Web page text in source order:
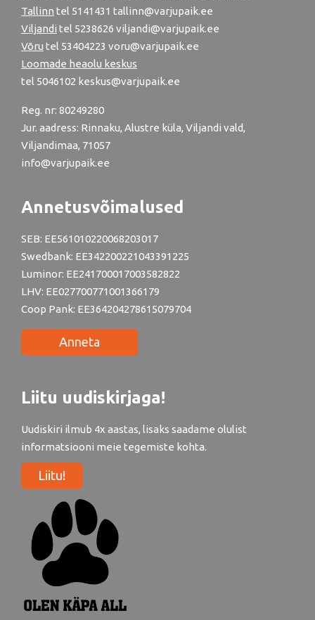
Tallinn tel 5141431 tallinn@varjupaik.ee
Viljandi tel 5238626 viljandi@varjupaik.ee
Võru tel 53404223 voru@varjupaik.ee
Loomade heaolu keskus
tel 5046102 keskus@varjupaik.ee
Reg. nr: 80249280
Jur. aadress: Rinnaku, Alustre küla, Viljandi vald,
Viljandimaa, 71057
info@varjupaik.ee
Annetusvõimalused
SEB: EE561010220068203017
Swedbank: EE342200221043391225
Luminor: EE241700017003582822
LHV: EE027700771001366179
Coop Pank: EE364204278615079704
Anneta
Liitu uudiskirjaga!
Uudiskiri ilmub 4x aastas, lisaks saadame olulist
informatsiooni meie tegemiste kohta.
Liitu!